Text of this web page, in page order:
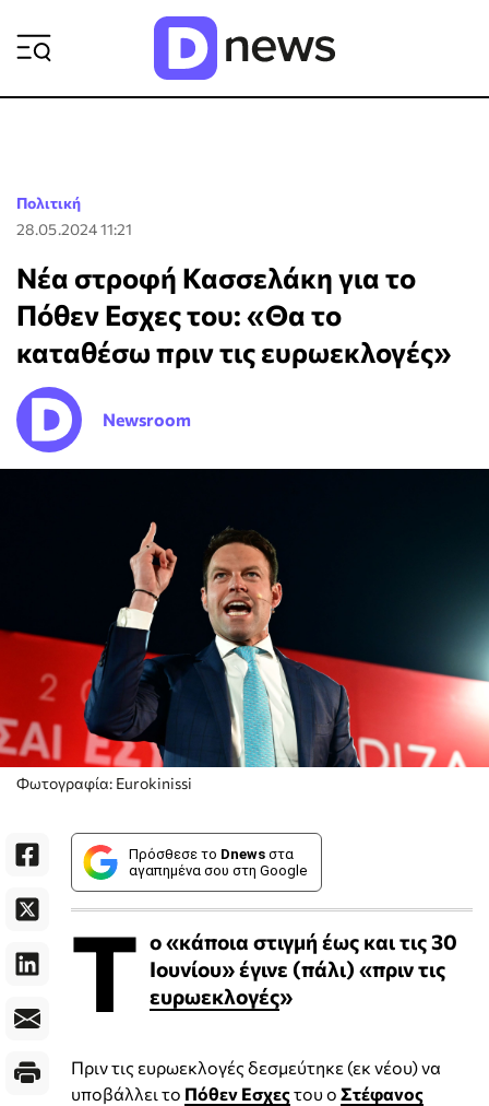
Πολιτική
28.05.2024 11:21
Νέα στροφή Κασσελάκη για το
Πόθεν Εσχες του: «Θα το
καταθέσω πριν τις ευρωεκλογές»
Newsroom
Φωτογραφία: Eurokinissi
Πρόσθεσε το Dnews στα
αγαπημένα σου στη Google
Τ ο «κάποια στιγμή έως και τις 30
Ιουνίου» έγινε (πάλι) «πριν τις
ευρωεκλογές»
Πριν τις ευρωεκλογές δεσμεύτηκε (εκ νέου) να
υποβάλλει το Πόθεν Εσχεςτου ο Στέφανος